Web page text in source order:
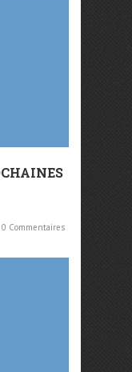
0 Commentaires